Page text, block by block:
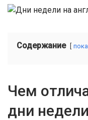
Содержание
Чем
дни